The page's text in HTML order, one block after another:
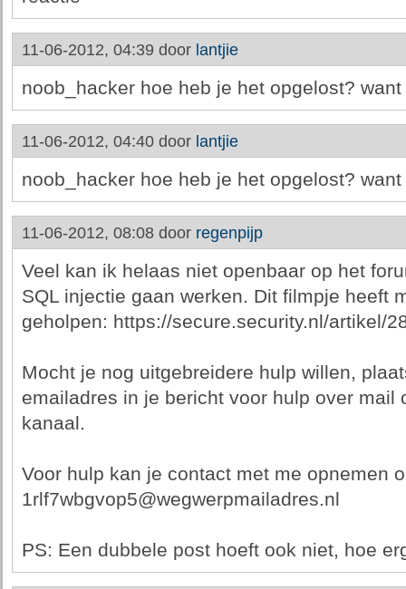
11-06-2012, 04:39 door lantjie
noob_hacker hoe heb je het opgelost?
11-06-2012, 04:40 door lantjie
noob_hacker hoe heb je het opgelost?
11-06-2012, 08:08 door regenpijp
Veel kan ik helaas niet openbaar op het
SQL injectie gaan werken. Dit filmpje heeft
geholpen: https://secure.security.nl/artikel/
Mocht je nog uitgebreidere hulp willen,
emailadres in je bericht voor hulp over mail
kanaal.
Voor hulp kan je contact met me opnemen
1rlf7wbgvop5@wegwerpmailadres.nl
PS: Een dubbele post hoeft ook niet, hoe